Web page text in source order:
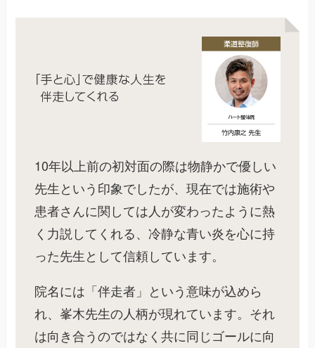
10年以上前の初対面の際は物静かで優しい
先生という印象でしたが、現在では施術や
患者さんに関しては人が変わったように熱
く力説してくれる、冷静な青い炎を心に持
った先生として信頼しています。
院名には「伴走者」という意味が込めら
れ、峯木先生の人柄が現れています。それ
は向き合うのではなく共に同じゴールに向